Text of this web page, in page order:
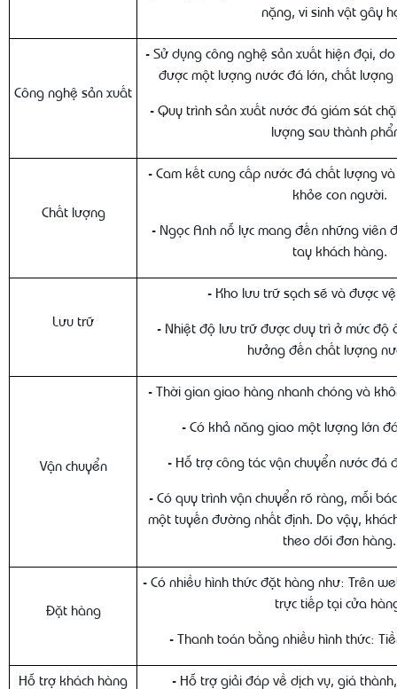
nặng, vi sinh vật gây
Công nghệ sản xuất
- Sử dụng công nghệ sản xuất hiện đại,
được một lượng nước đá lớn, chất
- Quy trình sản xuất nước đá giám sát
lượng sau thành
Chất lượng
- Cam kết cung cấp nước đá chất lượng
khỏe con người.
- Ngọc Anh nỗ lực mang đến những viên
tay khách hàng.
Lưu trữ
- Kho lưu trữ sạch sẽ và được
- Nhiệt độ lưu trữ được duy trì ở mức độ
hưởng đến chất lượng
Vận chuyển
- Thời gian giao hàng nhanh chóng và
- Có khả năng giao một lượng lớn
- Hỗ trợ công tác vận chuyển nước đá
- Có quy trình vận chuyển rõ ràng, mỗi
một tuyến đường nhất định. Do vậy,
theo dõi đơn hàng.
Đặt hàng
- Có nhiều hình thức đặt hàng như: Trên
trực tiếp tại cửa
- Thanh toán bằng nhiều hình thức:
Hỗ trợ khách hàng - Hỗ trợ giải đáp về dịch vụ, giá